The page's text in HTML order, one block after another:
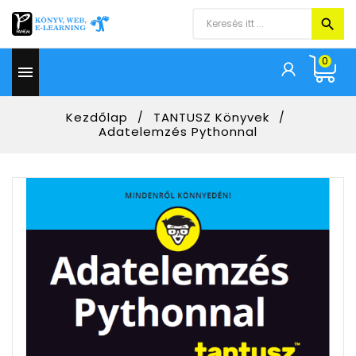

0
Kezdőlap
TANTUSZ Könyvek
Adatelemzés Pythonnal